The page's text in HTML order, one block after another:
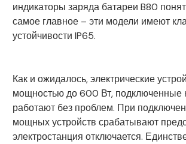
индикаторы заряда батареи B80
самое главное – эти модели имеют
устойчивости IP65.
Как и ожидалось, электрические
мощностью до 600 Вт, подключенные
работают без проблем. При
мощных устройств срабатывают
электростанция отключается.